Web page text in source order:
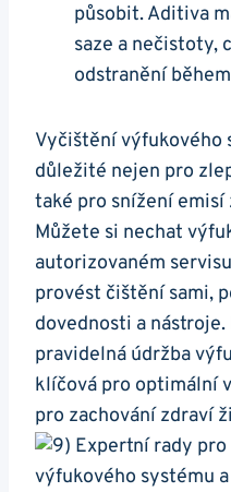
působit. Aditiva
saze a nečistoty,​
odstranění​
Vyčištění výfukového⁢
důležité nejen pro
také pro snížení
Můžete si nechat
autorizovaném
provést čištění sami,​
dovednosti a
pravidelná údržba
klíčová‌ pro optimální
pro zachování zdraví